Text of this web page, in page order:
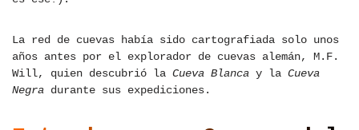
La red de cuevas había sido cartografiada solo unos
años antes por el explorador de cuevas alemán, M.F.
Will, quien descubrió la Cueva Blanca y la Cueva
Negra durante sus expediciones.